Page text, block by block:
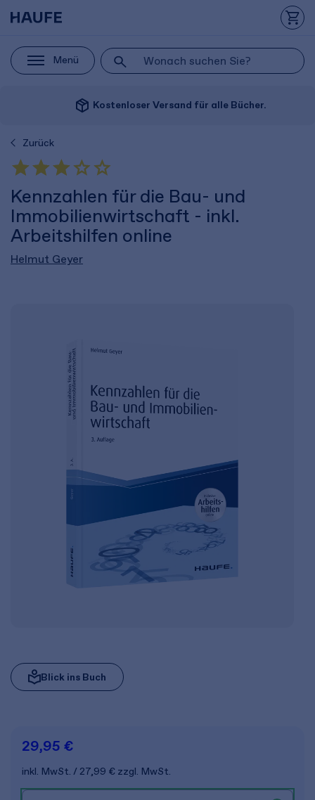
Menü
package_2 Kostenloser Versand für alle Bücher.
Zurück
Kennzahlen für die Bau- und
Immobilienwirtschaft - inkl.
Arbeitshilfen online
Helmut Geyer
Blick ins Buch
29,95 €
inkl. MwSt. 27,99 € zzgl. MwSt.